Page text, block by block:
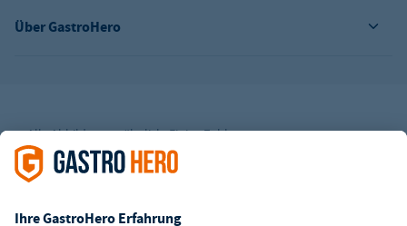
Über GastroHero
Alle Abbildungen ähnlich. Einige Zahlungsarten
könnenZusatzkostenverursachen.
² Unverbindl. Preisempfehlung des Herstellers
i.H.v. 7,90€ (zzgl. Mwst.)